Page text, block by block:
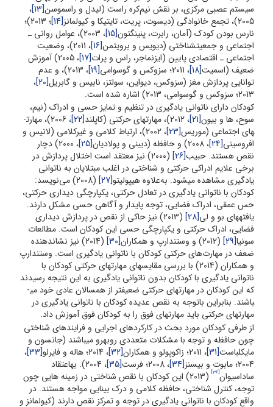
سیستم عصبی مرکزی، بر نقش نیم‌کره راست (لیدل و راسموسن[13]
،
2005)، تجمع خانوادگی (دیسوت، پریت، تایتیکا و کیولمانز
[14]
؛ 2013)؛
نارس بودن کودک (آمان، رابرت، پنینگتون[15]
، 2003)، عوامل روانی ـ
اجتماعی و جمعیت­شناختی (دیویس و برویتمن[16]
، 2011)، وضعیت
اجتماعی ـ اقتصادی پایین (ایزنماجر، راس و پرات[17]
، 2005) آموزش
ضعیف (اسمیت[18] ، 2011؛ سزوکس و گوسوامی [19]
، 2013)، و عدم
توانایی پردازش مغز (سزوکس، دیواین، سولتز، نابیس و گابریل[20]
،
2013؛ سزوکس و گوسوامی، 2013) اشاره شده است.
کودکان دارای ناتوانی یادگیری در تنظیم و تمایز حسی و ادراک (نیم،
سوح، ها و بیون[21] ، 2012)، مهارت­های حرکتی (کاپلند [22]
، 2006)، مهارت­
های اجتماعی (موریس[23]
، 2002)، ارتباط کلامی و غیرکلامی (لانیس و
افروسینی[24] ، 2008) و حافظه (دی­بنی و پولادیان [25]
، 2000) دچار
نقص هستند. حبیب[26]
(2000) نیز معتقد است اختلال پردازش در
برخی علایم ادراکی حرکتی و شناختی در اغلب مبتلایان به ناتوانی
یادگیری مشاهده می­شود. به‌علاوه هیپولیتو[27]
(2008) می‌نویسد:
کودکان با ناتوانی یادگیری در تعادل حرکتی، یکپارچگی دیداری حرکتی،
حس عمقی، ادراک فضایی، توجه پایدار و آگاهی حسی مشکل دارند.
یافته­های بو و لی[28]
(2013) نیز حاکی از نقص در پردازش دیداری
فضایی، ادراک حرکتی و یکپارچگی حسی این کودکان است. مطالعات
سونیا[29] (2012) و وستندارپ و همکاران [30]
(2014) نیز نشان­دهنده
ضعف در مهارت‌های حرکتی کودکان با ناتوانی یادگیری است. وستندارپ
و همکاران (2014) با بررسی مقایسه­ای مهارت­های حرکتی کودکان با
ناتوانی یادگیری با کودکان بدون ناتوانی یادگیری به این نتیجه رسیدند
که این کودکان در مهارت­های حرکتی ضعیف­تر از همسالان عادی خود می­
باشند. بنابراین باتوجه به نقص عدیده کودکان با ناتوانی یادگیری در
مهارت­های حرکتی باید مهارت­های فوق را به کودکان فوق آموزش داد.
از طرفی کودکان مورد بحث در کارکردهای اجرایی و فرایندهای شناختی
چون حافظه و توجه با مشکلات متعددی روبه­رو می­باشند (جانسون و
مایکل­باست[31] ، 2011؛ زاکوپولو و همکاران [32] ، 2014؛ هاله و فایرلو [33]
،
2004؛ مابوت و بیسنز
[34] ، 2008؛ فرست [35]
، 2004). به­اعتقاد
ساداسیوان[36]
(2013) این کودکان با نقص شناختی در زمینه هایی چون
توجه، کنترل شناختی، حافظه کلامی و درک بینایی مواجه هستند. در
واقع کودکان با ناتوانی یادگیری در توجه و تمرکز نقص دارند (کیولمانز و